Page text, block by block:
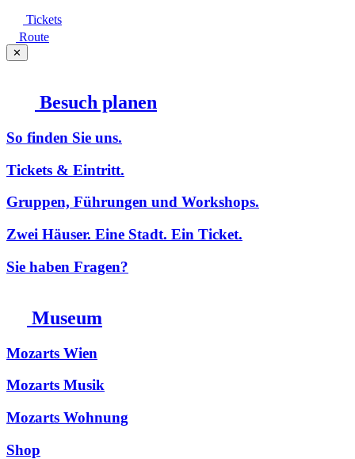
Tickets
Route
✕
Besuch planen
So finden Sie uns.
Tickets & Eintritt.
Gruppen, Führungen und Workshops.
Zwei Häuser. Eine Stadt. Ein Ticket.
Sie haben Fragen?
Museum
Mozarts Wien
Mozarts Musik
Mozarts Wohnung
Shop